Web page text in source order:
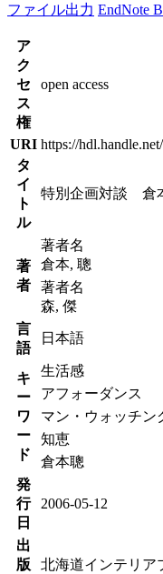
ファイル出力 EndNote
ア
ク
セ
ス
権
open access
URI https://
タ
イ
ト
ル
特別企画対談 倉
著
者
著者名
倉本, 聰
著者名
森, 傑
言
語
日本語
キ
ー
ワ
ー
ド
生活感
アフォーダンス
マン・ウォッチン
知恵
倉本聰
発
行
日
2006-05-12
出
版
北海道インテリア